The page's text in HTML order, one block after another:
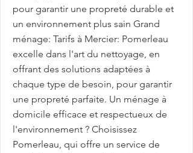
pour garantir une propreté durable et
un environnement plus sain Grand
ménage: Tarifs à Mercier: Pomerleau
excelle dans l'art du nettoyage, en
offrant des solutions adaptées à
chaque type de besoin, pour garantir
une propreté parfaite. Un ménage à
domicile efficace et respectueux de
l'environnement ? Choisissez
Pomerleau, qui offre un service de